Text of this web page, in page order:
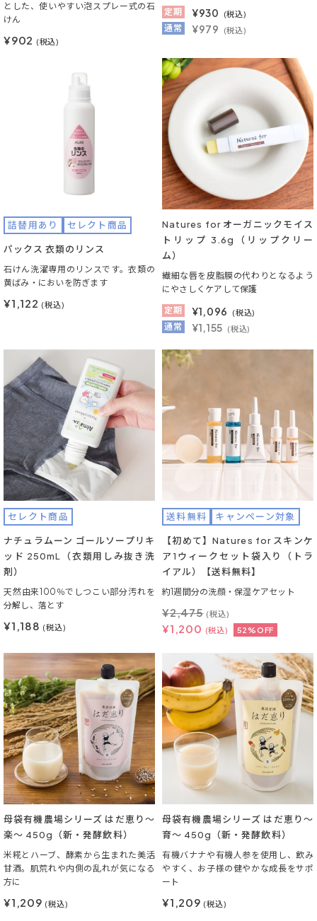
とした、使いやすい泡スプレー式の石
けん
¥902 (税込)
定期
¥930 (税込)
通常 ¥979 (税込)
詰替用あり セレクト商品
パックス 衣類のリンス
石けん洗濯専用のリンスです。衣類の
黄ばみ・においを防ぎます
¥1,122 (税込)
Natures for オーガニックモイス
トリップ 3.6g（リップクリー
ム）
繊細な唇を皮脂膜の代わりとなるよう
にやさしくケアして保護
定期
¥1,096 (税込)
通常 ¥1,155 (税込)
セレクト商品
ナチュラムーン ゴールソープリキ
ッド 250mL（衣類用しみ抜き洗
剤）
天然由来100％でしつこい部分汚れを
分解し、落とす
¥1,188 (税込)
送料無料 キャンペーン対象
【初めて】Natures for スキンケ
ア1ウィークセット袋入り（トラ
イアル）【送料無料】
約1週間分の洗顔・保湿ケアセット
¥1,200 (税込) 52%OFF
¥2,475 (税込)
母袋有機農場シリーズ はだ恵り～
楽～ 450g（新・発酵飲料）
米糀とハーブ、酵素から生まれた美活
甘酒。肌荒れや内側の乱れが気になる
方に
¥1,209 (税込)
母袋有機農場シリーズ はだ恵り～
育～ 450g（新・発酵飲料）
有機バナナや有機人参を使用し、飲み
やすく、お子様の健やかな成長をサポ
ート
¥1,209 (税込)